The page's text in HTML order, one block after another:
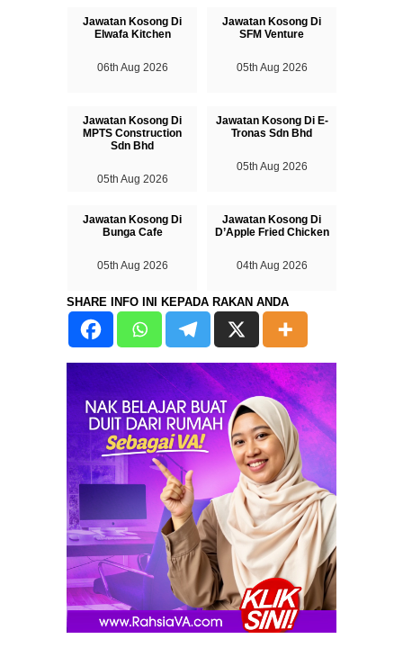
Jawatan Kosong Di
Elwafa Kitchen
06th Aug 2026
Jawatan Kosong Di
SFM Venture
05th Aug 2026
Jawatan Kosong Di
MPTS Construction
Sdn Bhd
05th Aug 2026
Jawatan Kosong Di E-
Tronas Sdn Bhd
05th Aug 2026
Jawatan Kosong Di
Bunga Cafe
05th Aug 2026
Jawatan Kosong Di
D’Apple Fried Chicken
04th Aug 2026
SHARE INFO INI KEPADA RAKAN ANDA